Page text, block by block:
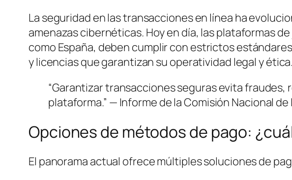
La seguridad en las transacciones en línea ha
amenazas cibernéticas. Hoy en día, las plataformas
como España, deben cumplir con estrictos
y licencias que garantizan su operatividad legal y ética.
“Garantizar transacciones seguras evita
plataforma.” — Informe de la Comisión Nacional
Opciones de métodos de pago:
El panorama actual ofrece múltiples soluciones de